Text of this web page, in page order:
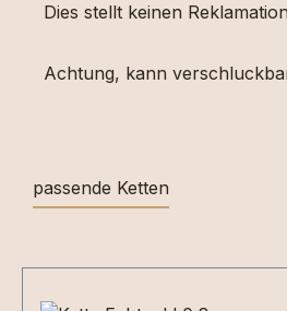
Dies stellt keinen
Achtung, kann
passende Ketten